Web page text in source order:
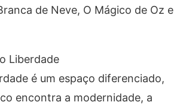
de Neve, O Mágico de Oz e
Liberdade
é um espaço diferenciado,
encontra a modernidade, a